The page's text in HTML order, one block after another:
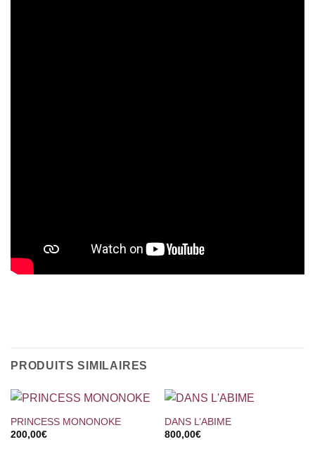
PRODUITS SIMILAIRES
PRINCESS MONONOKE
200,00€
DANS L’ABIME
800,00€